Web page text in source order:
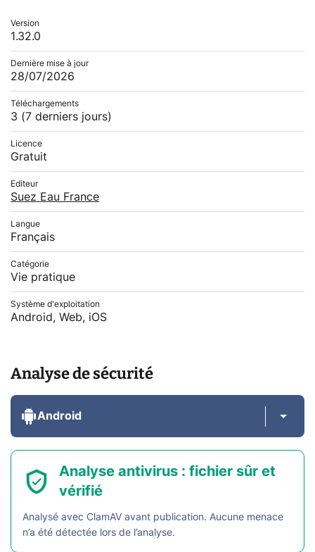
Version
1.32.0
Dernière mise à jour
28/07/2026
Téléchargements
3 (7 derniers jours)
Licence
Gratuit
Editeur
Suez Eau France
Langue
Français
Catégorie
Vie pratique
Système d'exploitation
Android, Web, iOS
Analyse de sécurité
Android
Analyse antivirus : fichier sûr et
vérifié
Analysé avec ClamAV avant publication. Aucune menace
n’a été détectée lors de l’analyse.